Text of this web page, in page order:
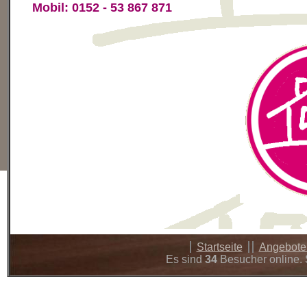
Mobil: 0152 - 53 867 871
Startseite
Es sind 34Besucher online.